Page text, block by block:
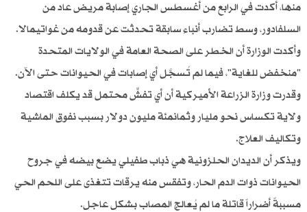
منها، أكدت في الرابع من أغسطس الجاري إصابة مريض عاد من
السلفادور، وسط تضارب أنباء سابقة تحدثت عن قدومه من غواتيمالا.
وأكدت الوزارة أن الخطر على الصحة العامة في الولايات المتحدة
"منخفض للغاية"، فيما لم تُسجَّل أي إصابات في الحيوانات حتى الآن.
وقدرت وزارة الزراعة الأميركية أن أي تفشٍّ محتمل قد يكلف اقتصاد
ولاية تكساس نحو مليار وثمانمئة مليون دولار بسبب نفوق الماشية
وتكاليف العلاج.
ويذكر أن الديدان الحلزونية هي ذباب طفيلي يضع بيضه في جروح
الحيوانات ذوات الدم الحار، وتفقس منه يرقات تتغذى على اللحم الحي
مسببةً أضراراً قاتلة ما لم يُعالج المصاب بشكل عاجل.